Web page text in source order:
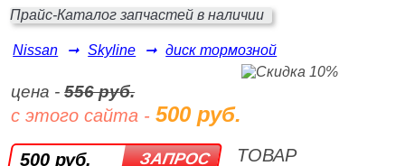
Прайс-Каталог запчастей в наличии
Nissan ➞ Skyline ➞ диск тормозной
цена -556 руб.
с этого сайта -500 руб.
500 руб. ТОВАР